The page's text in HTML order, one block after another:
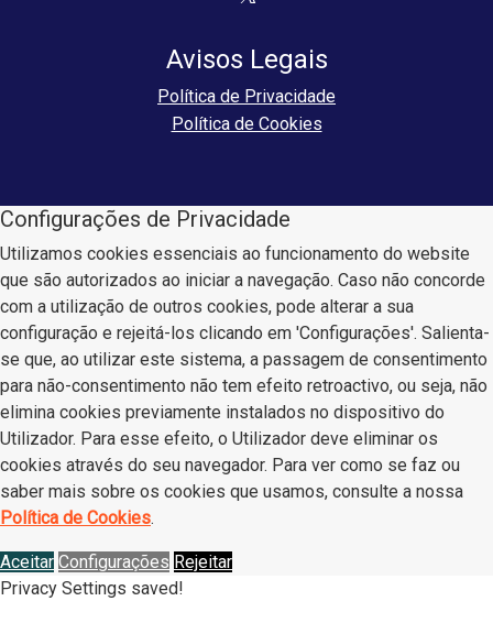
Avisos Legais
Política de Privacidade
Política de Cookies
Configurações de Privacidade
Utilizamos cookies essenciais ao funcionamento do website
que são autorizados ao iniciar a navegação. Caso não concorde
com a utilização de outros cookies, pode alterar a sua
configuração e rejeitá-los clicando em 'Configurações'. Salienta-
se que, ao utilizar este sistema, a passagem de consentimento
para não-consentimento não tem efeito retroactivo, ou seja, não
elimina cookies previamente instalados no dispositivo do
Utilizador. Para esse efeito, o Utilizador deve eliminar os
cookies através do seu navegador. Para ver como se faz ou
saber mais sobre os cookies que usamos, consulte a nossa
Política de Cookies.
Aceitar Configurações Rejeitar
Privacy Settings saved!